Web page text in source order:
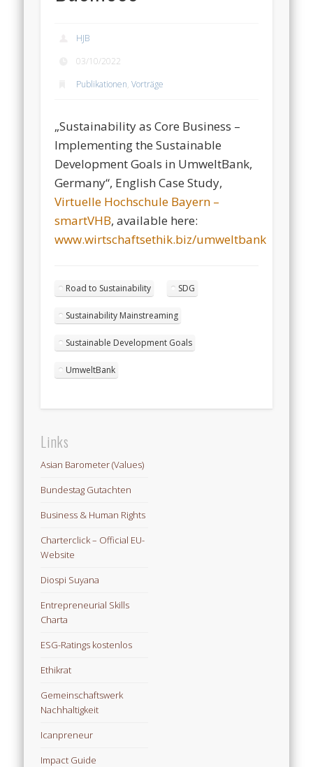
HJB
03/10/2022
Publikationen,Vorträge
„Sustainability as Core Business –
Implementing the Sustainable
Development Goals in UmweltBank,
Germany“, English Case Study,
Virtuelle Hochschule Bayern –
smartVHB, available here:
www.wirtschaftsethik.biz/umweltbank
Road to Sustainability SDG
Sustainability Mainstreaming
Sustainable Development Goals
UmweltBank
Links
Asian Barometer (Values)
Bundestag Gutachten
Business & Human Rights
Charterclick – Official EU-
Website
Diospi Suyana
Entrepreneurial Skills
Charta
ESG-Ratings kostenlos
Ethikrat
Gemeinschaftswerk
Nachhaltigkeit
Icanpreneur
Impact Guide